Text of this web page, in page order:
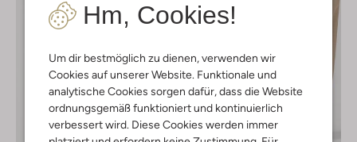
Hm, Cookies!
Um dir bestmöglich zu dienen, verwenden wir
Cookies auf unserer Website. Funktionale und
analytische Cookies sorgen dafür, dass die Website
ordnungsgemäß funktioniert und kontinuierlich
verbessert wird. Diese Cookies werden immer